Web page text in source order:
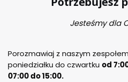
Jesteśmy dla
Porozmawiaj z naszym
poniedziałku do czwartku od
07:00 do 15:00.